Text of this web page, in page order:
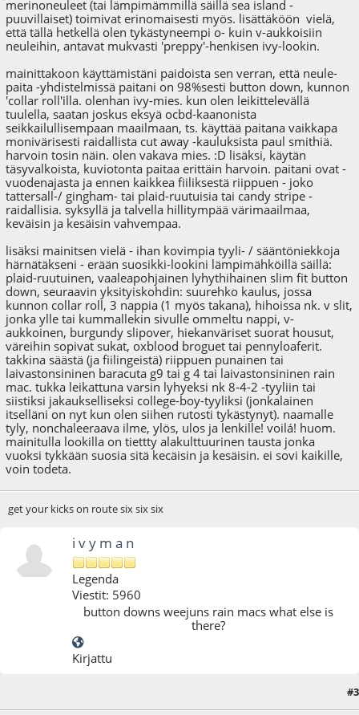
merinoneuleet (tai lämpimämmillä säillä sea island -
puuvillaiset) toimivat erinomaisesti myös. lisättäköön vielä,
että tällä hetkellä olen tykästyneempi o- kuin v-aukkoisiin
neuleihin, antavat mukvasti 'preppy'-henkisen ivy-lookin.
mainittakoon käyttämistäni paidoista sen verran, että neule-
paita -yhdistelmissä paitani on 98%sesti button down, kunnon
'collar roll'illa. olenhan ivy-mies. kun olen leikittelevällä
tuulella, saatan joskus eksyä ocbd-kaanonista
seikkailullisempaan maailmaan, ts. käyttää paitana vaikkapa
monivärisesti raidallista cut away -kauluksista paul smithiä.
harvoin tosin näin. olen vakava mies. :D lisäksi, käytän
täsyvalkoista, kuviotonta paitaa erittäin harvoin. paitani ovat -
vuodenajasta ja ennen kaikkea fiiliksestä riippuen - joko
tattersall-/ gingham- tai plaid-ruutuisia tai candy stripe -
raidallisia. syksyllä ja talvella hillitympää värimaailmaa,
keväisin ja kesäisin vahvempaa.
lisäksi mainitsen vielä - ihan kovimpia tyyli- / sääntöniekkoja
härnätäkseni - erään suosikki-lookini lämpimähköillä säillä:
plaid-ruutuinen, vaaleapohjainen lyhythihainen slim fit button
down, seuraavin yksityiskohdin: suurehko kaulus, jossa
kunnon collar roll, 3 nappia (1 myös takana), hihoissa nk. v slit,
jonka ylle tai kummallekin sivulle ommeltu nappi, v-
aukkoinen, burgundy slipover, hiekanväriset suorat housut,
väreihin sopivat sukat, oxblood broguet tai pennyloaferit.
takkina säästä (ja fiilingeistä) riippuen punainen tai
laivastonsininen baracuta g9 tai g 4 tai laivastonsininen rain
mac. tukka leikattuna varsin lyhyeksi nk 8-4-2 -tyyliin tai
siistiksi jakaukselliseksi college-boy-tyyliksi (jonkalainen
itselläni on nyt kun olen siihen rutosti tykästynyt). naamalle
tyly, nonchaleeraava ilme, ylös, ulos ja lenkille! voilá! huom.
mainitulla lookilla on tiettty alakulttuurinen tausta jonka
vuoksi tykkään suosia sitä kecäisin ja kesäisin. ei sovi kaikille,
voin todeta.
get your kicks on route six six six
i v y m a n
Legenda
Viestit: 5960
button downs weejuns rain macs what else is
there?
Kirjattu
#3